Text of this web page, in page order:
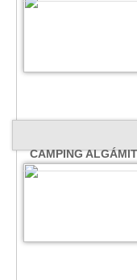
CAMPING